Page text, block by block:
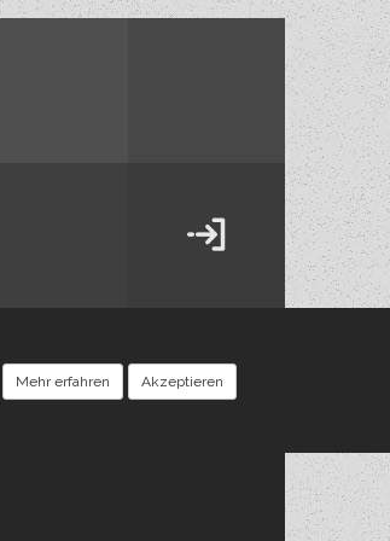
Mehr erfahren Akzeptieren